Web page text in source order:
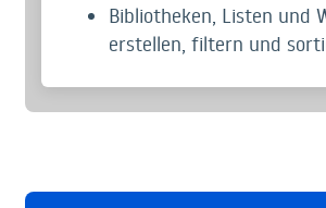
Bibliotheken, Listen und
erstellen, filtern und